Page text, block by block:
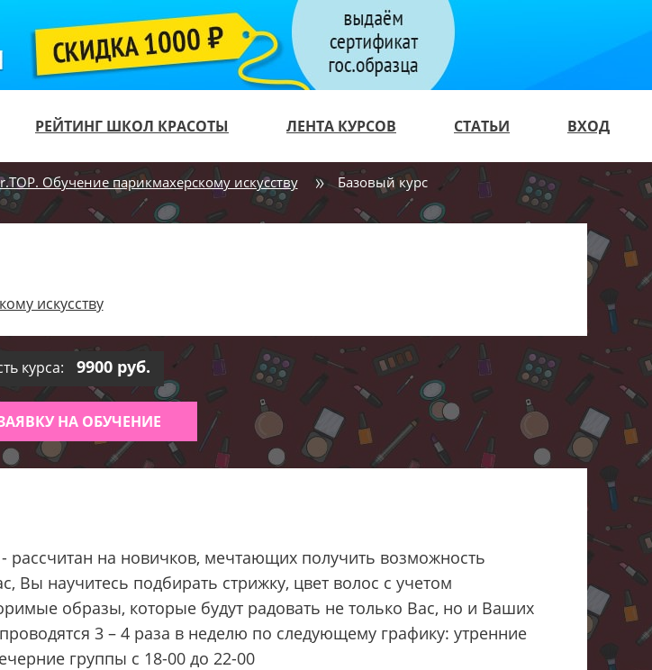
РЕЙТИНГ ШКОЛ КРАСОТЫ ЛЕНТА КУРСОВ СТАТЬИ ВХОД
Обучение парикмахерскому искусству Базовый курс
искусству
курса: 9900 руб.
НА ОБУЧЕНИЕ
рассчитан на новичков, мечтающих получить возможность
Вы научитесь подбирать стрижку, цвет волос с учетом
образы, которые будут радовать не только Вас, но и Ваших
3 – 4 раза в неделю по следующему графику: утренние
группы с 18-00 до 22-00